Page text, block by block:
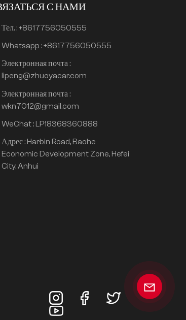
С НАМИ
Тел. :+8617756050555
Whatsapp :+8617756050555
Электронная почта :
lipeng@zhuoyacar.com
Электронная почта :
wkn7012@gmail.com
WeChat : LP18368360888
Адрес : Harbin Road, Baohe
Economic Development Zone, Hefei
City, Anhui